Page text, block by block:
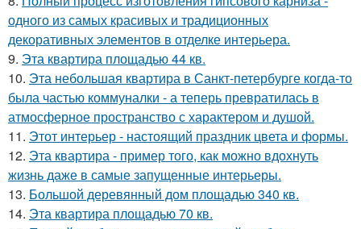
одного из самых красивых и традиционных
декоративных элементов в отделке интерьера.
9. Эта квартира площадью 44 кв.
10. Эта небольшая квартира в Санкт-петербурге когда-то
была частью коммуналки - а теперь превратилась в
атмосферное пространство с характером и душой.
11. Этот интерьер - настоящий праздник цвета и формы.
12. Эта квартира - пример того, как можно вдохнуть
жизнь даже в самые запущенные интерьеры.
13. Большой деревянный дом площадью 340 кв.
14. Эта квартира площадью 70 кв.